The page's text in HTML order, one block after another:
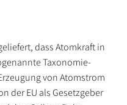
dass Atomkraft in
Taxonomie-
von Atomstrom
der EU als Gesetzgeber